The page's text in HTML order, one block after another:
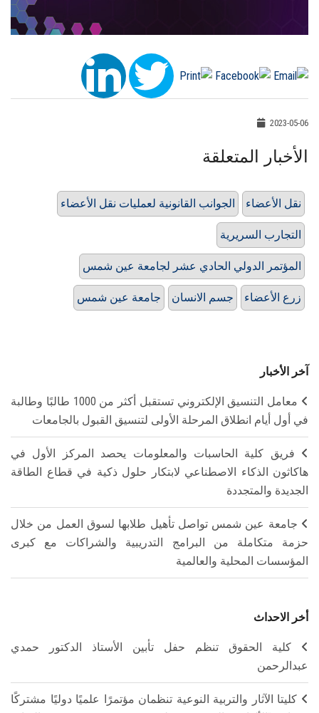
2023-05-06
الأخبار المتعلقة
الجوانب القانونية لعمليات نقل الأعضاء نقل الأعضاء
التجارب السريرية
المؤتمر الدولي الحادي عشر لجامعة عين شمس
جامعة عين شمس جسم الانسان زرع الأعضاء
آخر الأخبار
معامل التنسيق الإلكتروني تستقبل أكثر من 1000 طالبًا وطالبة
في أول أيام انطلاق المرحلة الأولى لتنسيق القبول بالجامعات
فريق كلية الحاسبات والمعلومات يحصد المركز الأول في
هاكاثون الذكاء الاصطناعي لابتكار حلول ذكية في قطاع الطاقة
الجديدة والمتجددة
جامعة عين شمس تواصل تأهيل طلابها لسوق العمل من خلال
حزمة متكاملة من البرامج التدريبية والشراكات مع كبرى
المؤسسات المحلية والعالمية
أخر الاحداث
كلية الحقوق تنظم حفل تأبين الأستاذ الدكتور حمدي
عبدالرحمن
كليتا الآثار والتربية النوعية تنظمان مؤتمرًا علميًا دوليًا مشتركًا